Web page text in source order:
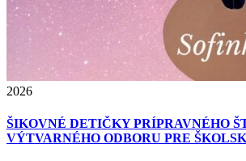
2026
ŠIKOVNÉ DETIČKY PRÍPRAVNÉHO
VÝTVARNÉHO ODBORU PRE